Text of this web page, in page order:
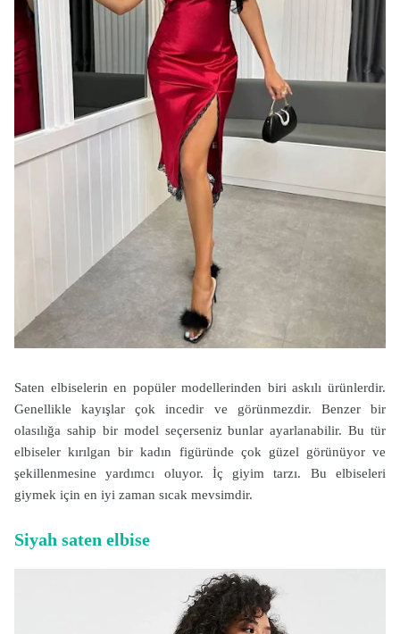
Saten elbiselerin en popüler modellerinden biri askılı ürünlerdir.
Genellikle kayışlar çok incedir ve görünmezdir. Benzer bir
olasılığa sahip bir model seçerseniz bunlar ayarlanabilir. Bu tür
elbiseler kırılgan bir kadın figüründe çok güzel görünüyor ve
şekillenmesine yardımcı oluyor. İç giyim tarzı. Bu elbiseleri
giymek için en iyi zaman sıcak mevsimdir.
Siyah saten elbise